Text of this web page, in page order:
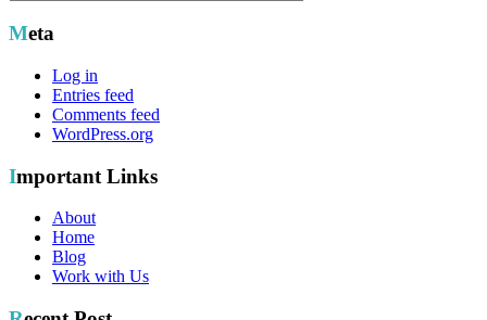
Meta
Log in
Entries feed
Comments feed
WordPress.org
Important Links
About
Home
Blog
Work with Us